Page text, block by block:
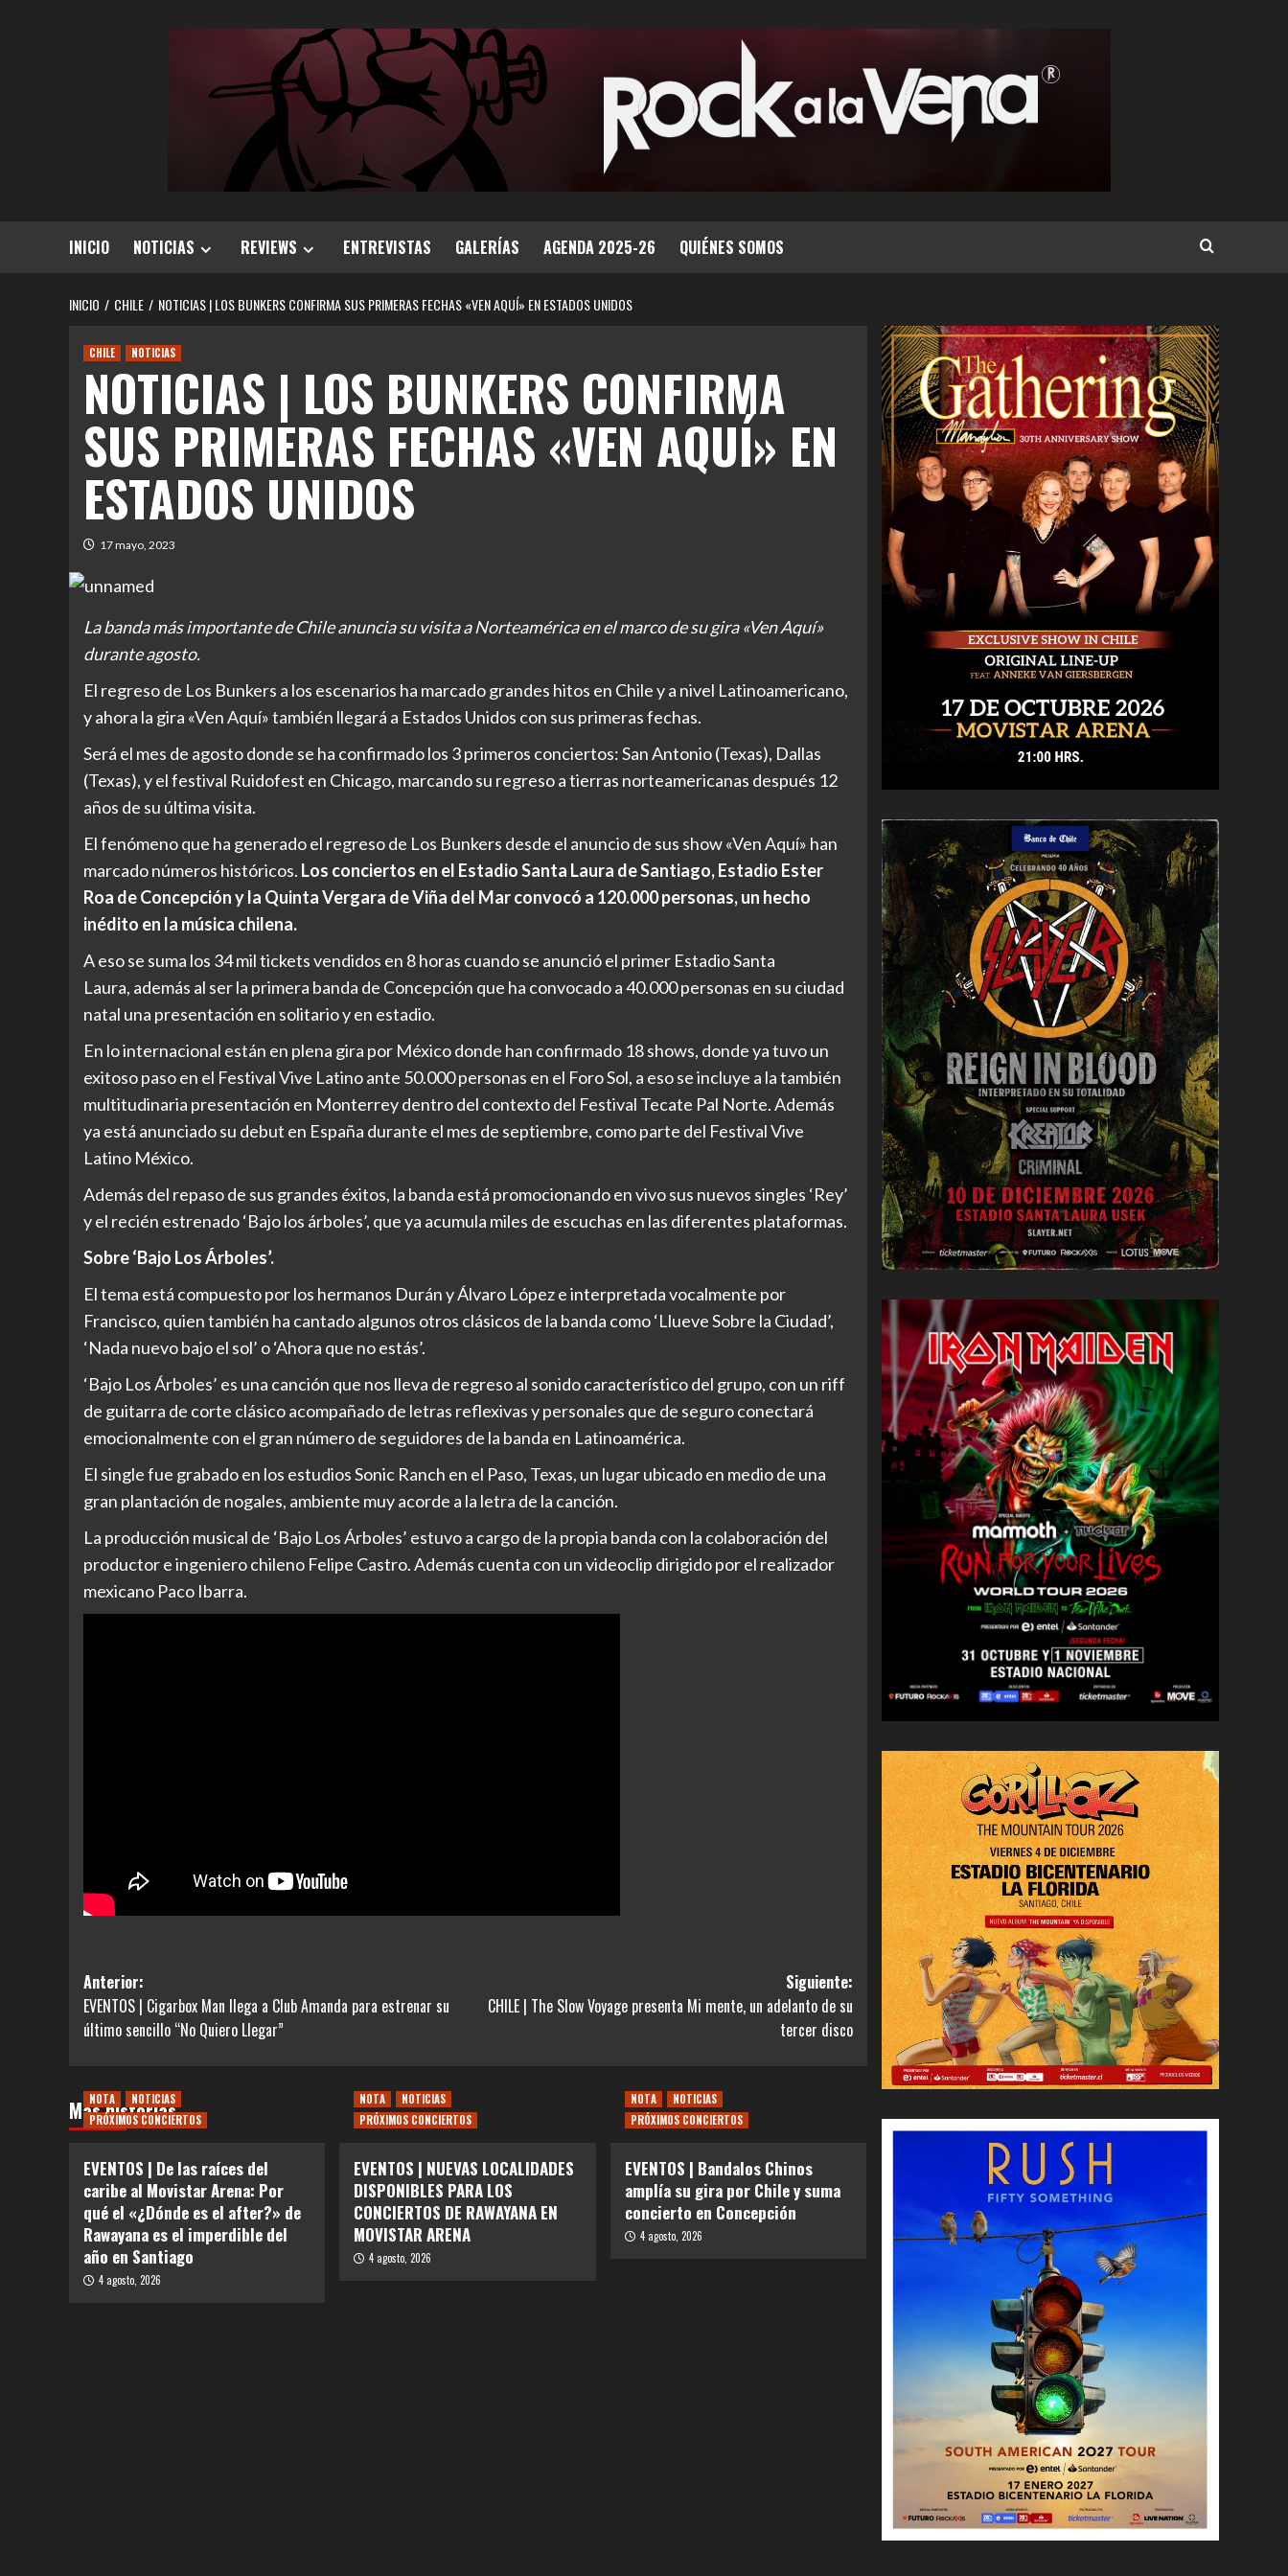
INICIO NOTICIAS REVIEWS ENTREVISTAS GALERÍAS AGENDA 2025-26 QUIÉNES SOMOS
INICIO CHILE NOTICIAS | LOS BUNKERS CONFIRMA SUS PRIMERAS FECHAS «VEN AQUÍ» EN ESTADOS UNIDOS
CHILE NOTICIAS
NOTICIAS | LOS BUNKERS CONFIRMA
SUS PRIMERAS FECHAS «VEN AQUÍ» EN
ESTADOS UNIDOS
17 mayo, 2023
La banda más importante de Chile anuncia su visita a Norteamérica en el marco de su gira «Ven Aquí»
durante agosto.
El regreso de Los Bunkers a los escenarios ha marcado grandes hitos en Chile y a nivel Latinoamericano,
y ahora la gira «Ven Aquí» también llegará a Estados Unidos con sus primeras fechas.
Será el mes de agosto donde se ha confirmado los 3 primeros conciertos: San Antonio (Texas), Dallas
(Texas), y el festival Ruidofest en Chicago, marcando su regreso a tierras norteamericanas después 12
años de su última visita.
El fenómeno que ha generado el regreso de Los Bunkers desde el anuncio de sus show «Ven Aquí» han
marcado números históricos. Los conciertos en el Estadio Santa Laura de Santiago, Estadio Ester
Roa de Concepción y la Quinta Vergara de Viña del Mar convocó a 120.000 personas, un hecho
inédito en la música chilena.
A eso se suma los 34 mil tickets vendidos en 8 horas cuando se anunció el primer Estadio Santa
Laura, además al ser la primera banda de Concepción que ha convocado a 40.000 personas en su ciudad
natal una presentación en solitario y en estadio.
En lo internacional están en plena gira por México donde han confirmado 18 shows, donde ya tuvo un
exitoso paso en el Festival Vive Latino ante 50.000 personas en el Foro Sol, a eso se incluye a la también
multitudinaria presentación en Monterrey dentro del contexto del Festival Tecate Pal Norte. Además
ya está anunciado su debut en España durante el mes de septiembre, como parte del Festival Vive
Latino México.
Además del repaso de sus grandes éxitos, la banda está promocionando en vivo sus nuevos singles ‘Rey’
y el recién estrenado ‘Bajo los árboles’, que ya acumula miles de escuchas en las diferentes plataformas.
Sobre ‘Bajo Los Árboles’.
El tema está compuesto por los hermanos Durán y Álvaro López e interpretada vocalmente por
Francisco, quien también ha cantado algunos otros clásicos de la banda como ‘Llueve Sobre la Ciudad’,
‘Nada nuevo bajo el sol’ o ‘Ahora que no estás’.
‘Bajo Los Árboles’ es una canción que nos lleva de regreso al sonido característico del grupo, con un riff
de guitarra de corte clásico acompañado de letras reflexivas y personales que de seguro conectará
emocionalmente con el gran número de seguidores de la banda en Latinoamérica.
El single fue grabado en los estudios Sonic Ranch en el Paso, Texas, un lugar ubicado en medio de una
gran plantación de nogales, ambiente muy acorde a la letra de la canción.
La producción musical de ‘Bajo Los Árboles’ estuvo a cargo de la propia banda con la colaboración del
productor e ingeniero chileno Felipe Castro. Además cuenta con un videoclip dirigido por el realizador
mexicano Paco Ibarra.
Navegación
de
entradas
Anterior:
EVENTOS | Cigarbox Man llega a Club Amanda para estrenar su
último sencillo “No Quiero Llegar”
Siguiente:
CHILE | The Slow Voyage presenta Mi mente, un adelanto de su
tercer disco
Más historias
NOTA
NOTICIAS
PRÓXIMOS CONCIERTOS
EVENTOS | De las raíces del
caribe al Movistar Arena: Por
qué el «¿Dónde es el after?» de
Rawayana es el imperdible del
año en Santiago
4 agosto, 2026
NOTA
NOTICIAS
PRÓXIMOS CONCIERTOS
EVENTOS | NUEVAS LOCALIDADES
DISPONIBLES PARA LOS
CONCIERTOS DE RAWAYANA EN
MOVISTAR ARENA
4 agosto, 2026
NOTA
NOTICIAS
PRÓXIMOS CONCIERTOS
EVENTOS | Bandalos Chinos
amplía su gira por Chile y suma
concierto en Concepción
4 agosto, 2026